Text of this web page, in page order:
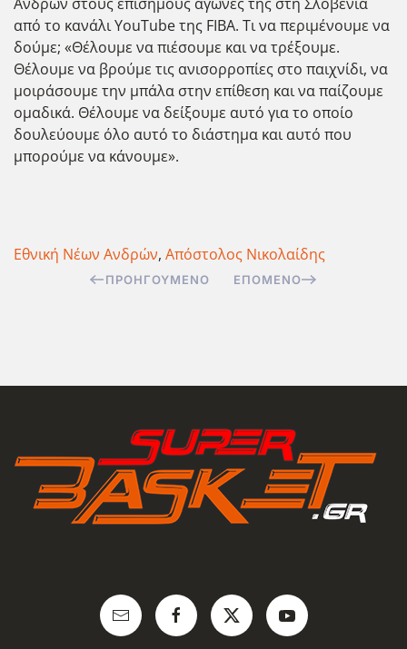
από το κανάλι YouTube της FIBA. Τι να περιμένουμε να
δούμε; «Θέλουμε να πιέσουμε και να τρέξουμε.
Θέλουμε να βρούμε τις ανισορροπίες στο παιχνίδι, να
μοιράσουμε την μπάλα στην επίθεση και να παίζουμε
ομαδικά. Θέλουμε να δείξουμε αυτό για το οποίο
δουλεύουμε όλο αυτό το διάστημα και αυτό που
μπορούμε να κάνουμε».
Εθνική Νέων Ανδρών, Απόστολος Νικολαίδης
ΠΡΟΗΓΟΎΜΕΝΟ ΕΠΌΜΕΝΟ